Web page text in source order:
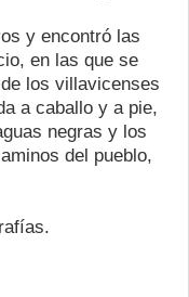
y encontró las
en las que se
los villavicenses
a caballo y a pie,
negras y los
del pueblo,